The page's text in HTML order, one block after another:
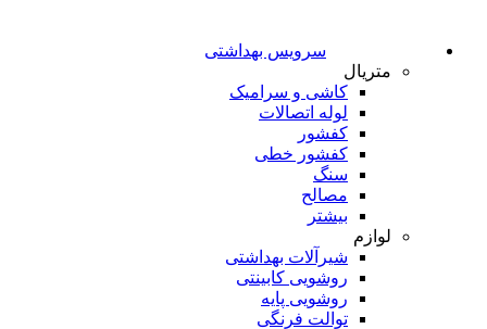
سرویس بهداشتی
متریال
کاشی و سرامیک
لوله اتصالات
کفشور
کفشور خطی
سنگ
مصالح
بیشتر
لوازم
شیرآلات بهداشتی
روشویی کابینتی
روشویی پایه
توالت فرنگی